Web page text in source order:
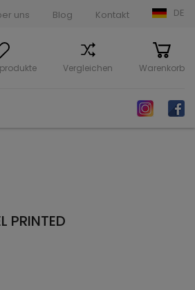
uns Blog Kontakt DE
Vergleichen Warenkorb